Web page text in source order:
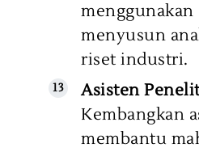
menyusun
riset industri.
Asisten
Kembangkan
membantu